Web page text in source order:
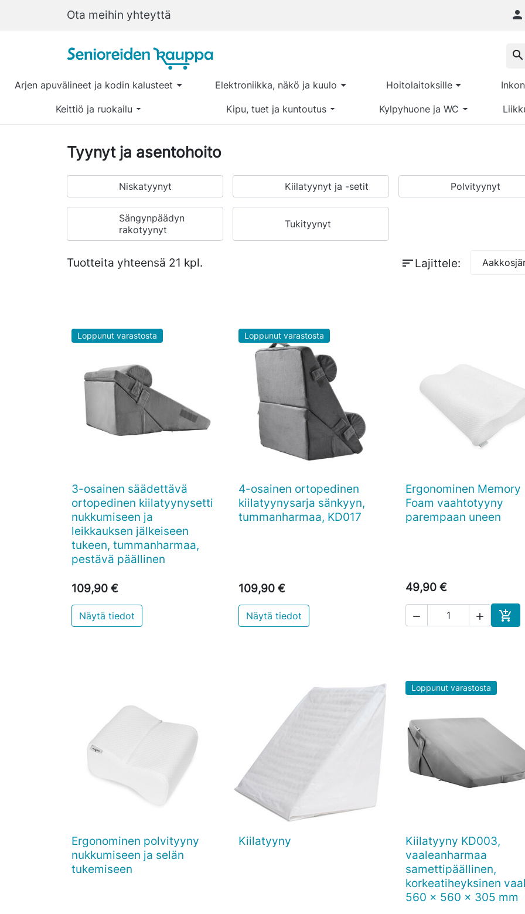
Ota meihin yhteyttä 
Arjen apuvälineet ja kodin kalusteet Elektroniikka, näkö ja kuulo Hoitolaitoksille
Keittiö ja ruokailu Kipu, tuet ja kuntoutus Kylpyhuone ja WC
search
Tyynyt ja asentohoito
Niskatyynyt Kiilatyynyt ja -setit Polvityynyt
Sängynpäädyn
rakotyynyt
Tukityynyt
Tuotteita yhteensä 21 kpl. sortLajittele:
Loppunut varastosta
 Pikakatselu
3-osainen säädettävä
ortopedinen kiilatyynysetti
nukkumiseen ja
leikkauksen jälkeiseen
tukeen, tummanharmaa,
pestävä päällinen
109,90 €
Näytä tiedot
Loppunut varastosta
 Pikakatselu
4-osainen ortopedinen
kiilatyynysarja sänkyyn,
tummanharmaa, KD017
109,90 €
Näytä tiedot
 Pikakatselu
Ergonominen Memory
Foam vaahtotyyny
parempaan uneen
49,90 €
  
 Pikakatselu
Ergonominen polvityyny
nukkumiseen ja selän
tukemiseen

Kiilatyyny
Loppunut varastosta
 Pikakatselu
Kiilatyyny KD003,
vaaleanharmaa
samettipäällinen,
korkeatiheyksinen
560 x 560 x 305 mm